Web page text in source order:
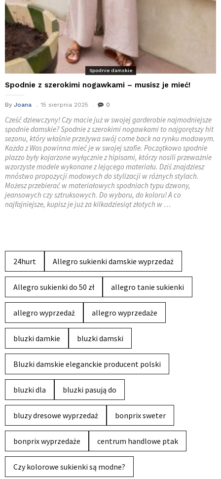
Spodnie damskie
Spodnie z szerokimi nogawkami – musisz je mieć!
By Joana 15 sierpnia 2025 0
Cześć dziewczyny! Czy macie już w swojej garderobie najmodniejsze
spodnie damskie? Spodnie z szerokimi nogawkami to najgorętszy hit
sezonu, który właśnie przeżywa swój come back na rynku modowym.
Każda z Was powinna mieć je w swojej szafie. Początkowo spodnie
plazzo były kojarzone wyłącznie z hipisami, którzy nosili przeważnie
wzorzyste modele wykonane z lejącego materiału. Dziś znajdziesz
mnóstwo propozycji modowych do stylizacji w różnych stylach.
Możesz przebierać w materiałowych spodniach typu dzwony,
jeansowych czy sztruksowych. Do wyboru, do koloru! A co
najfajniejsze, kupisz je już za kilkadziesiąt złotych w …
24hurt Allegro sukienki damskie wyprzedaż
Allegro sukienki do 50 zł allegro tanie sukienki
allegro wyprzedaż allegro wyprzedaże
bluzki damkie bluzki damski
Bluzki damskie eleganckie producent polski
bluzki dla bluzki pasują do
bluzy dresowe wyprzedaż bonprix sweter
bonprix wyprzedaże centrum handlowe ptak
Czy kolorowe sukienki są modne?